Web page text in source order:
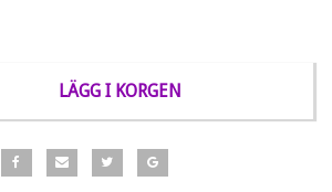
LÄGG I KORGEN